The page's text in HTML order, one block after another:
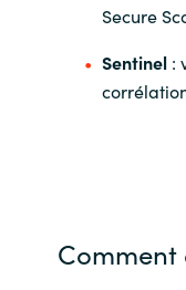
Secure
Sentinel: